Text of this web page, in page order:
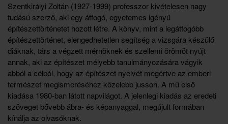
Szentkirályi Zoltán (1927-1999) professzor kivételesen nagy
tudású szerző, aki egy átfogó, egyetemes igényű
építészettörténetet hozott létre. A könyv, mint a legátfogóbb
építészettörténet, elengedhetetlen segítség a vizsgára készülő
diáknak, társ a végzett mérnöknek és szellemi örömöt nyújt
annak, aki az építészet mélyebb tanulmányozására vágyik
abból a célból, hogy az építészet nyelvét megértve az emberi
természet megismeréséhez közelebb jusson. A mű első
kiadása 1980-ban látott napvilágot. A jelenlegi kiadás az eredeti
szöveget bővebb ábra- és képanyaggal, megújult formában
kínálja az olvasóknak.